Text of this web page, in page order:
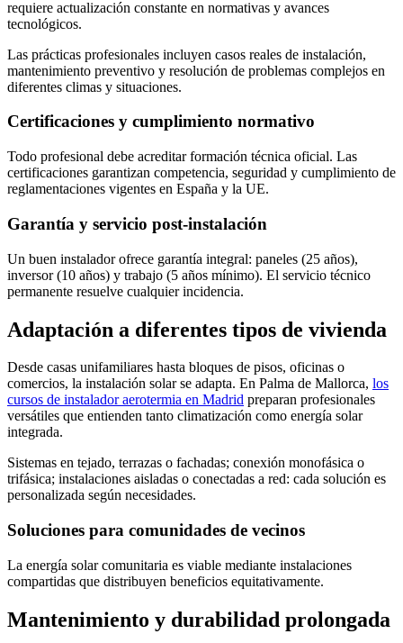
requiere actualización constante en normativas y avances
tecnológicos.
Las prácticas profesionales incluyen casos reales de instalación,
mantenimiento preventivo y resolución de problemas complejos en
diferentes climas y situaciones.
Certificaciones y cumplimiento normativo
Todo profesional debe acreditar formación técnica oficial. Las
certificaciones garantizan competencia, seguridad y cumplimiento de
reglamentaciones vigentes en España y la UE.
Garantía y servicio post-instalación
Un buen instalador ofrece garantía integral: paneles (25 años),
inversor (10 años) y trabajo (5 años mínimo). El servicio técnico
permanente resuelve cualquier incidencia.
Adaptación a diferentes tipos de vivienda
Desde casas unifamiliares hasta bloques de pisos, oficinas o
comercios, la instalación solar se adapta. En Palma de Mallorca, los
cursos de instalador aerotermia en Madrid preparan profesionales
versátiles que entienden tanto climatización como energía solar
integrada.
Sistemas en tejado, terrazas o fachadas; conexión monofásica o
trifásica; instalaciones aisladas o conectadas a red: cada solución es
personalizada según necesidades.
Soluciones para comunidades de vecinos
La energía solar comunitaria es viable mediante instalaciones
compartidas que distribuyen beneficios equitativamente.
Mantenimiento y durabilidad prolongada